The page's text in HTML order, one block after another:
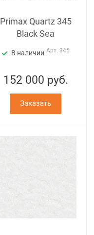
Primax Quartz 345
Black Sea
В наличии Арт. 345
152 000 руб.
Заказать